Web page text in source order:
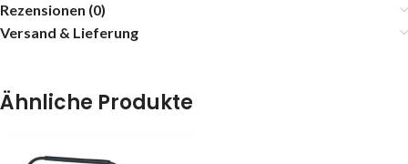
Rezensionen (0)
Versand & Lieferung
Ähnliche Produkte